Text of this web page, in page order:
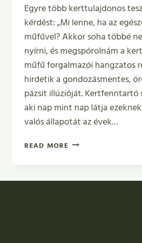
Egyre több kerttulajdonos
kérdést: „Mi lenne, ha az
műfűvel? Akkor soha többé
nyírni, és megspórolnám a
műfű forgalmazói hangzatos
hirdetik a gondozásmentes,
pázsit illúzióját. Kertfenntartó
aki nap mint nap látja
valós állapotát az évek…
READ MORE VALÓBAN
MŰFŰ?